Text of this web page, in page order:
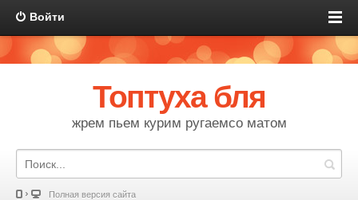
Войти
Топтуха бля
жрем пьем курим ругаемсо матом
Полная версия сайта